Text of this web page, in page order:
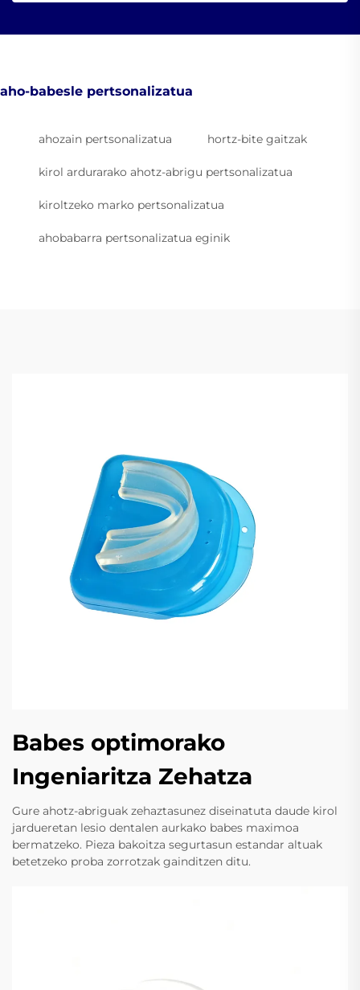
aho-babesle pertsonalizatua
ahozain pertsonalizatua hortz-bite gaitzak
kirol ardurarako ahotz-abrigu pertsonalizatua
kiroltzeko marko pertsonalizatua
ahobabarra pertsonalizatua eginik
Babes optimorako
Ingeniaritza Zehatza
Gure ahotz-abriguak zehaztasunez diseinatuta daude kirol
jardueretan lesio dentalen aurkako babes maximoa
bermatzeko. Pieza bakoitza segurtasun estandar altuak
betetzeko proba zorrotzak gainditzen ditu.